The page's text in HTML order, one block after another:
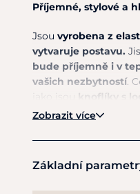
Příjemné, stylové a
Jsou vyrobena z
vytvaruje postavu.
bude příjemně i v
vašich nezbytností.
knoflíky s
sušičky.
Zobrazit více
Základní